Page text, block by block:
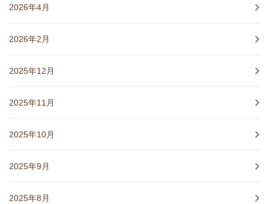
2026年4月
2026年2月
2025年12月
2025年11月
2025年10月
2025年9月
2025年8月